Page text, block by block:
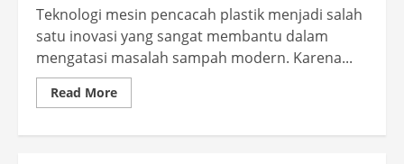
Teknologi mesin pencacah plastik menjadi salah
satu inovasi yang sangat membantu dalam
mengatasi masalah sampah modern. Karena...
Read MoreRead
more